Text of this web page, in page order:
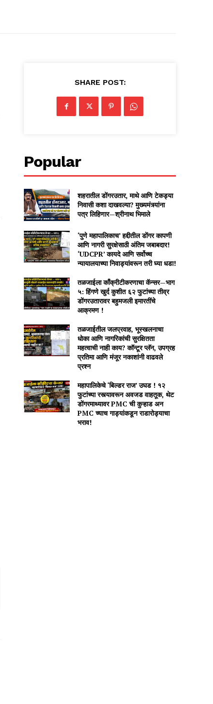
SHARE POST:
Popular
शहरातील डोंगरउतार, माथे आणि टेकड्या
निवासी कशा दाखवल्या? मुख्यमंत्र्यांना
पत्र लिहिणार—श्रीनाथ भिमाले
‘पुणे महापालिकाच’ हद्दीतील डोंगर कापणी
आणि नागरी सुरक्षेसाठी अंतिम जबाबदार!
‘UDCPR’ कायदे आणि सर्वोच्च
न्यायालयाच्या निवाड्यांवरून तरी घ्या धडा!
तळजाईला काँक्रीटीकरणाचा कॅन्सर—भाग
५: हिंगणे खुर्द कुशीत ६२ फुटांच्या तीव्र
डोंगरउतारावर बहुमजली इमारतींचे
आक्रमण !
तळजाईतील जलप्रवाह, भूस्खलनाचा
धोका आणि नागरिकांची सुरक्षितता
महत्वाची नाही काय? कॉन्टूर प्लॅन, उपग्रह
प्रतिमा आणि मंजूर नकाशांनी वाढवले
प्रश्न
महापालिकेचे ‘बिल्डर राज’ उघड ! १२
फुटांच्या रस्त्यावरून अवजड वाहतूक, थेट
डोंगरमाथ्यावर PMC ची कुऱ्हाड अन
PMC च्याच गाड्यांकडून राडारोड्याचा
भराव!